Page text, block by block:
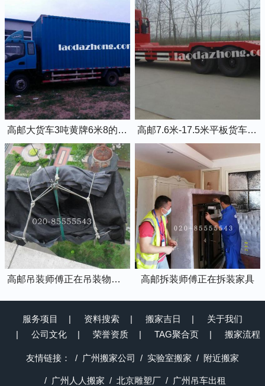
高邮大货车3吨黄牌6米8的厢式货车 高邮7.6米-17.5米平板货车出租
高邮吊装师傅正在吊装物品上楼 高邮拆装师傅正在拆装家具
服务项目 资料搜索 搬家吉日
关于我们
公司文化
荣誉资质 TAG聚合页 搬家流程
友情链接： 广州搬家公司 实验室搬家 附近搬家
广州人人搬家 北京雕塑厂 广州吊车出租